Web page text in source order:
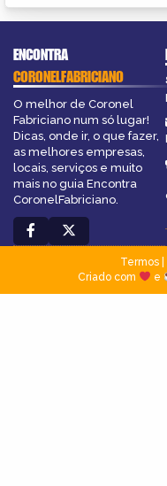
ENCONTRA
CORONELFABRICIANO
O melhor de Coronel
Fabriciano num só lugar!
Dicas, onde ir, o que fazer,
as melhores empresas,
locais, serviços e muito
mais no guia Encontra
CoronelFabriciano.
Termos|
Criado com
e